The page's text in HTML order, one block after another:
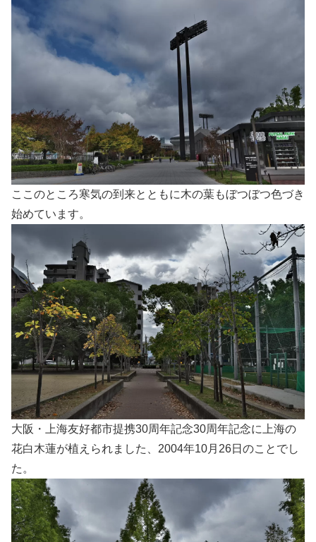
ここのところ寒気の到来とともに木の葉もぼつぼつ色づき
始めています。
大阪・上海友好都市提携30周年記念30周年記念に上海の
花白木蓮が植えられました、2004年10月26日のことでし
た。